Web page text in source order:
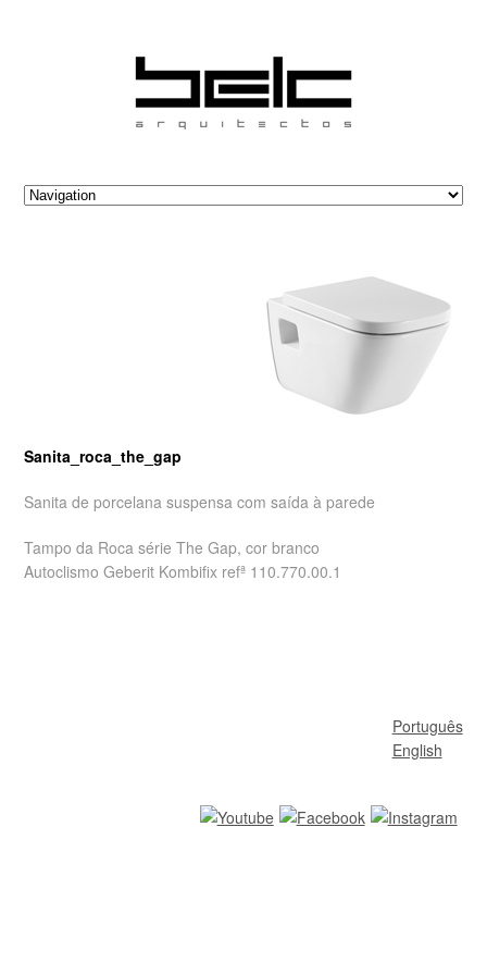
Sanita_roca_the_gap
Sanita de porcelana suspensa com saída à parede
Tampo da Roca série The Gap, cor branco
Autoclismo Geberit Kombifix refª 110.770.00.1
Português
English